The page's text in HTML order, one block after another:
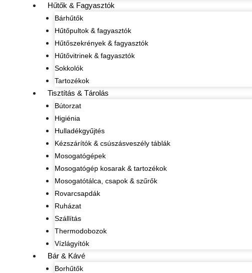
Hűtők & Fagyasztók
Bárhűtők
Hűtőpultok & fagyasztók
Hűtőszekrények & fagyasztók
Hűtővitrinek & fagyasztók
Sokkolók
Tartozékok
Tisztítás & Tárolás
Bútorzat
Higiénia
Hulladékgyűjtés
Kézszárítók & csúszásveszély táblák
Mosogatógépek
Mosogatógép kosarak & tartozékok
Mosogatótálca, csapok & szűrők
Rovarcsapdák
Ruházat
Szállítás
Thermodobozok
Vízlágyítók
Bár & Kávé
Borhűtők